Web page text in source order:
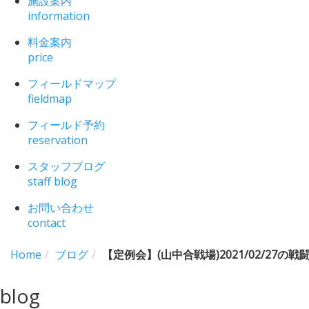
information
料金案内
price
フィールドマップ
fieldmap
フィールド予約
reservation
スタッフブログ
staff blog
お問い合わせ
contact
Home ブログ 【定例会】(山中合戦場)2021/02/27の戦
blog